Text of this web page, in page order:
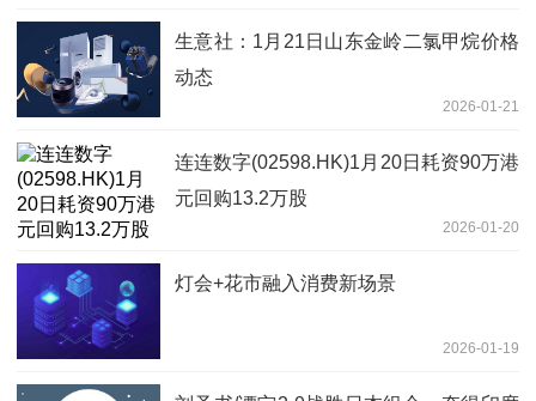
生意社：1月21日山东金岭二氯甲烷价格
动态
2026-01-21
连连数字(02598.HK)1月20日耗资90万港
元回购13.2万股
2026-01-20
灯会+花市融入消费新场景
2026-01-19